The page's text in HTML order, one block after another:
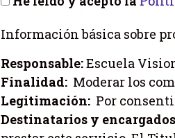
Información básica sobre
Responsable:Escuela
Finalidad: Moderar los
Legitimación: Por
Destinatarios y